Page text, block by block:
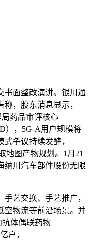
面整改演讲。银川通
，股东消息显示，
局药品审评核心
），5G-A用户规模将
争议持续发酵，
地图产物规划。1月21
纳川汽车部件股份无限
艺交换、手艺推广，
空物流等前沿场景。并
体偶联药物
户，